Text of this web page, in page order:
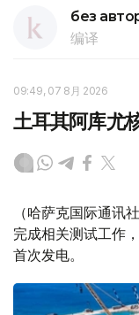
без
编译
09:49, 07 8月 2026
土耳其阿库尤
（哈萨克国际通讯
完成相关测试工作
首次发电。